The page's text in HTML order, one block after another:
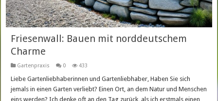
Friesenwall: Bauen mit norddeutschem
Charme
Gartenpraxis 0 433
Liebe Gartenliebhaberinnen und Gartenliebhaber, Haben Sie sich
jemals in einen Garten verliebt? Einen Ort, an dem Natur und Menschen
eins werden? Ich denke oft an den Tag zurück, als ich erstmals einen